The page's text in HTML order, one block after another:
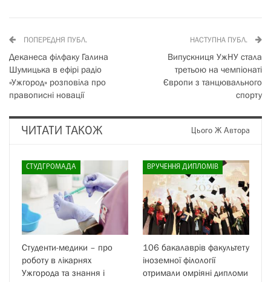
ПОПЕРЕДНЯ ПУБЛ.
Деканеса філфаку Галина
Шумицька в ефірі радіо
«Ужгород» розповіла про
правописні новації
НАСТУПНА ПУБЛ.
Випускниця УжНУ стала
третьою на чемпіонаті
Європи з танцювального
спорту
ЧИТАТИ ТАКОЖ Цього Ж Автора
СТУДГРОМАДА
Студенти-медики – про
роботу в лікарнях
Ужгорода та знання і
ВРУЧЕННЯ ДИПЛОМІВ
106 бакалаврів факультету
іноземної філології
отримали омріяні дипломи